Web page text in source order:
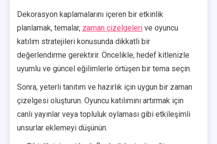
Dekorasyon kaplamalarını içeren bir etkinlik
planlamak, temalar, zaman çizelgeleri ve oyuncu
katılım stratejileri konusunda dikkatli bir
değerlendirme gerektirir. Öncelikle, hedef kitlenizle
uyumlu ve güncel eğilimlerle örtüşen bir tema seçin.
Sonra, yeterli tanıtım ve hazırlık için uygun bir zaman
çizelgesi oluşturun. Oyuncu katılımını artırmak için
canlı yayınlar veya topluluk oylaması gibi etkileşimli
unsurlar eklemeyi düşünün.